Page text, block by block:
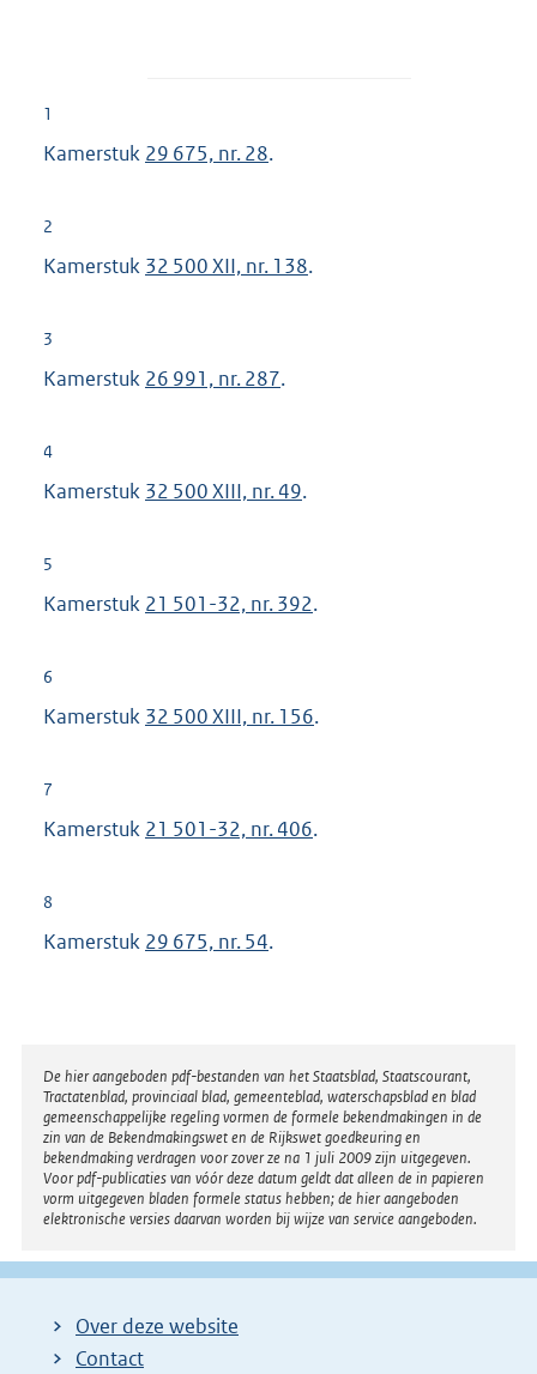
1
Kamerstuk 29 675, nr. 28.
2
Kamerstuk 32 500 XII, nr. 138.
3
Kamerstuk 26 991, nr. 287.
4
Kamerstuk 32 500 XIII, nr. 49.
5
Kamerstuk 21 501-32, nr. 392.
6
Kamerstuk 32 500 XIII, nr. 156.
7
Kamerstuk 21 501-32, nr. 406.
8
Kamerstuk 29 675, nr. 54.
Disclaimer
De hier aangeboden pdf-bestanden van het Staatsblad, Staatscourant,
Tractatenblad, provinciaal blad, gemeenteblad, waterschapsblad en blad
gemeenschappelijke regeling vormen de formele bekendmakingen in de
zin van de Bekendmakingswet en de Rijkswet goedkeuring en
bekendmaking verdragen voor zover ze na 1 juli 2009 zijn uitgegeven.
Voor pdf-publicaties van vóór deze datum geldt dat alleen de in papieren
vorm uitgegeven bladen formele status hebben; de hier aangeboden
elektronische versies daarvan worden bij wijze van service aangeboden.
Over deze website
Contact